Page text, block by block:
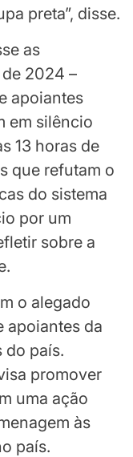
preta”, disse.
as
2024 –
apoiantes
em silêncio
13 horas de
que refutam o
do sistema
por um
sobre a
o alegado
apoiantes da
do país.
promover
uma ação
às
país.